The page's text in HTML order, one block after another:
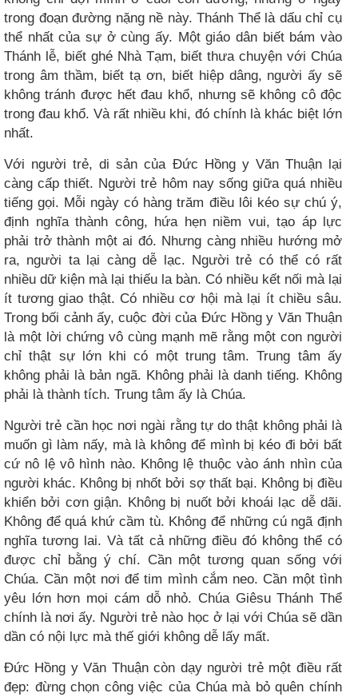
trong đoạn đường nặng nề này. Thánh Thể là dấu chỉ cụ
thể nhất của sự ở cùng ấy. Một giáo dân biết bám vào
Thánh lễ, biết ghé Nhà Tạm, biết thưa chuyện với Chúa
trong âm thầm, biết tạ ơn, biết hiệp dâng, người ấy sẽ
không tránh được hết đau khổ, nhưng sẽ không cô độc
trong đau khổ. Và rất nhiều khi, đó chính là khác biệt lớn
nhất.
Với người trẻ, di sản của Đức Hồng y Văn Thuận lại
càng cấp thiết. Người trẻ hôm nay sống giữa quá nhiều
tiếng gọi. Mỗi ngày có hàng trăm điều lôi kéo sự chú ý,
định nghĩa thành công, hứa hẹn niềm vui, tạo áp lực
phải trở thành một ai đó. Nhưng càng nhiều hướng mở
ra, người ta lại càng dễ lạc. Người trẻ có thể có rất
nhiều dữ kiện mà lại thiếu la bàn. Có nhiều kết nối mà lại
ít tương giao thật. Có nhiều cơ hội mà lại ít chiều sâu.
Trong bối cảnh ấy, cuộc đời của Đức Hồng y Văn Thuận
là một lời chứng vô cùng mạnh mẽ rằng một con người
chỉ thật sự lớn khi có một trung tâm. Trung tâm ấy
không phải là bản ngã. Không phải là danh tiếng. Không
phải là thành tích. Trung tâm ấy là Chúa.
Người trẻ cần học nơi ngài rằng tự do thật không phải là
muốn gì làm nấy, mà là không để mình bị kéo đi bởi bất
cứ nô lệ vô hình nào. Không lệ thuộc vào ánh nhìn của
người khác. Không bị nhốt bởi sợ thất bại. Không bị điều
khiển bởi cơn giận. Không bị nuốt bởi khoái lạc dễ dãi.
Không để quá khứ cầm tù. Không để những cú ngã định
nghĩa tương lai. Và tất cả những điều đó không thể có
được chỉ bằng ý chí. Cần một tương quan sống với
Chúa. Cần một nơi để tim mình cắm neo. Cần một tình
yêu lớn hơn mọi cám dỗ nhỏ. Chúa Giêsu Thánh Thể
chính là nơi ấy. Người trẻ nào học ở lại với Chúa sẽ dần
dần có nội lực mà thế giới không dễ lấy mất.
Đức Hồng y Văn Thuận còn dạy người trẻ một điều rất
đẹp: đừng chọn công việc của Chúa mà bỏ quên chính